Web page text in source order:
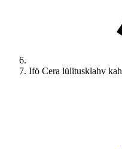
Ifö Cera lülitusklahv